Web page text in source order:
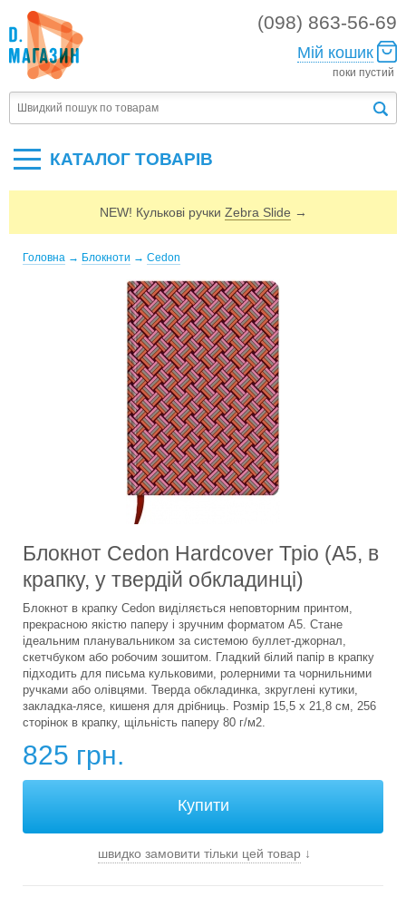
(098) 863-56-69
Мій кошик
поки пустий
КАТАЛОГ ТОВАРIВ
NEW! Кулькові ручки Zebra Slide →
Головна → Блокноти → Cedon
Блокнот Cedon Hardcover Тріо (A5, в
крапку, у твердій обкладинці)
Блокнот в крапку Cedon виділяється неповторним принтом,
прекрасною якістю паперу і зручним форматом А5. Стане
ідеальним планувальником за системою буллет-джорнал,
скетчбуком або робочим зошитом. Гладкий білий папір в крапку
підходить для письма кульковими, ролерними та чорнильними
ручками або олівцями. Тверда обкладинка, зкруглені кутики,
закладка-лясе, кишеня для дрібниць. Розмір 15,5 х 21,8 см, 256
сторінок в крапку, щільність паперу 80 г/м2.
825 грн.
швидко замовити тільки цей товар↓